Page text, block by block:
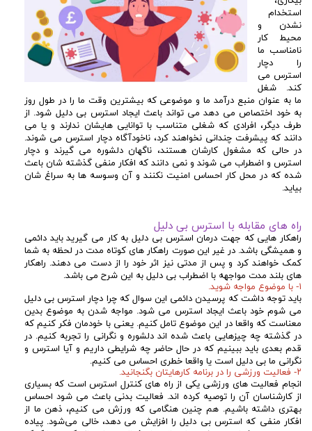
استخدام
نشدن و
محیط کار
نامناسب ما
را دچار
استرس می
کند. شغل
ما به عنوان منبع درآمد ما و موضوعی که بیشترین وقت ما را در طول روز
به خود اختصاص می دهد می تواند باعث ایجاد استرس بی دلیل شود. از
طرف دیگر، افرادی که شغلی متناسب با توانایی هایشان ندارند و یا می
دانند که پیشرفت چندانی نخواهند کرد، ناخودآگاه دچار استرس می شوند.
در حالی که مشغول کارشان هستند، ناگهان دلشوره می گیرند و دچار
استرس و اضطراب می شوند و نمی دانند که افکار منفی گذشته شان باعث
شده که در محل کار احساس امنیت نکنند و آن وسوسه ها به سراغ شان
بیاید.
راه های مقابله با استرس بی دلیل
راهکار هایی که جهت درمان استرس بی دلیل به کار می گیرید باید دائمی
و همیشگی باشد. در غیر این صورت راهکار های کوتاه مدت در لحظه به شما
کمک خواهند کرد و پس از مدتی نیز اثر خود را از دست می دهند. راهکار
های بلند مدت مواجهه با اضطراب بی دلیل به این شرح می باشد.
۱- با موضوع مواجه شوید.
باید توجه داشت که پرسیدن دائمی این سوال که چرا دچار استرس بی دلیل
می شوم خود باعث ایجاد استرس می شود. مواجه شدن به موضوع بدین
معناست که واقعا در این موضوع تامل کنیم. یعنی با خودمان فکر کنیم که
در گذشته چه چیزهایی باعث شده اند دلشوره و نگرانی را تجربه کنیم. در
قدم بعدی باید ببینیم که در حال حاضر چه شرایطی داریم و آیا استرس و
نگرانی ما بی دلیل است یا واقعا خطری احساس می کنیم.
۲- فعالیت ورزشی را در برنامه کارهایتان بگنجانید.
انجام فعالیت های ورزشی یکی از راه های کنترل استرس است که بسیاری
از کارشناسان آن را توصیه کرده اند. فعالیت بدنی باعث می شود احساس
بهتری داشته باشیم. هم چنین هنگامی که ورزش می کنیم، ذهن ما از
افکار منفی که استرس بی دلیل را افزایش می دهد، خالی می‌شود. پیاده